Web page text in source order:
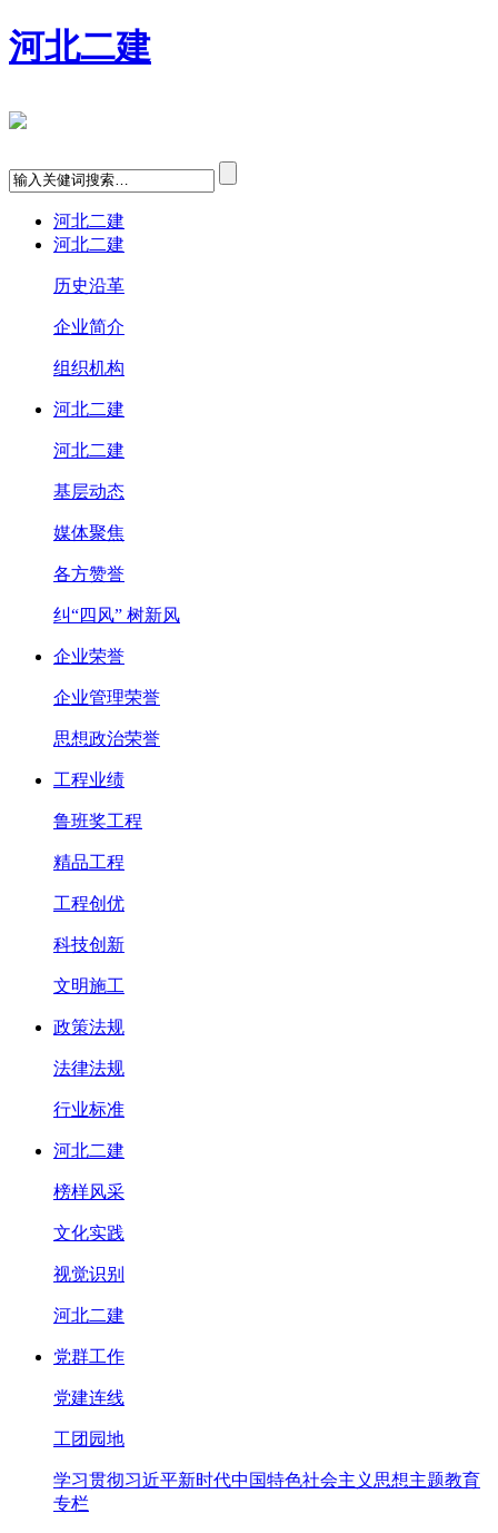
河北二建
河北二建
河北二建
历史沿革
企业简介
组织机构
河北二建
河北二建
基层动态
媒体聚焦
各方赞誉
纠“四风” 树新风
企业荣誉
企业管理荣誉
思想政治荣誉
工程业绩
鲁班奖工程
精品工程
工程创优
科技创新
文明施工
政策法规
法律法规
行业标准
河北二建
榜样风采
文化实践
视觉识别
河北二建
党群工作
党建连线
工团园地
学习贯彻习近平新时代中国特色社会主义思想主题教育
专栏